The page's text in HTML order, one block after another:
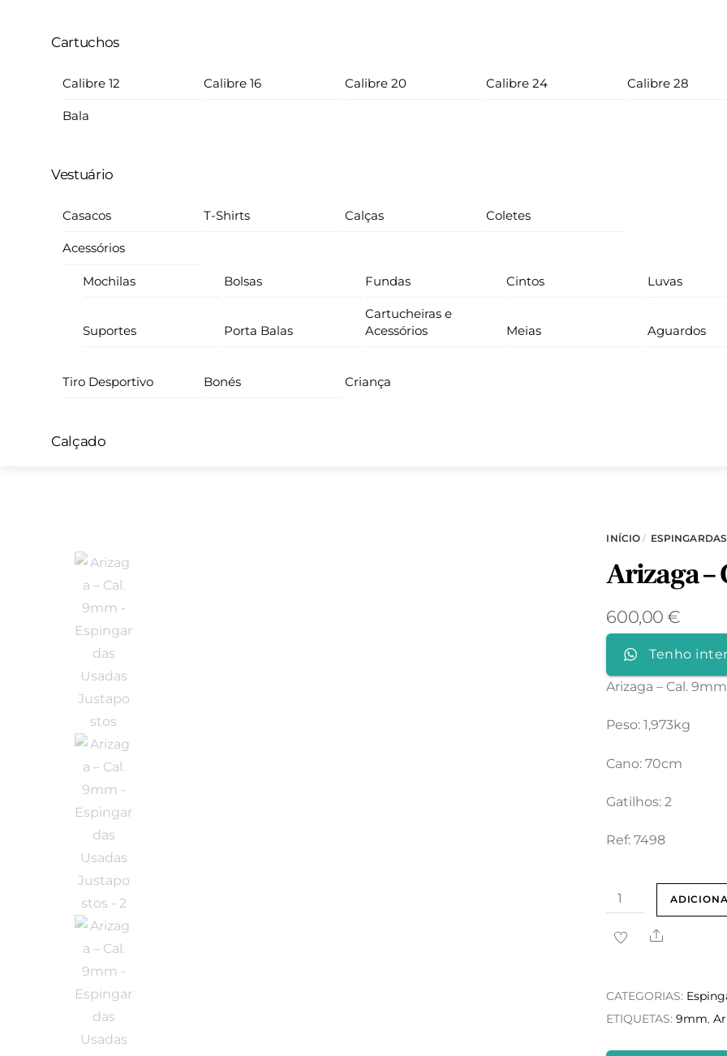
Cartuchos
Calibre 12 Calibre 16 Calibre 20 Calibre 24 Calibre 28
Bala
Vestuário
Casacos T-Shirts Calças Coletes
Acessórios
Mochilas Bolsas Fundas Cintos Luvas
Suportes Porta Balas
Cartucheiras e
Acessórios
Meias Aguardos
Tiro Desportivo Bonés Criança
Calçado
INÍCIO/ ESPINGARDAS
Arizaga –
600,00€
Tenho
Arizaga – Cal.
Peso: 1,973kg
Cano: 70cm
Gatilhos: 2
Ref: 7498
Quantidade
de
Arizaga
Share
CATEGORIAS:
ETIQUETAS:9mm,